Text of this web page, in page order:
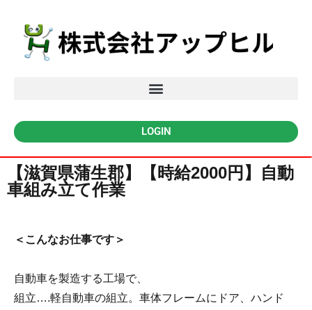
LOGIN
【滋賀県蒲生郡】【時給2000円】自動
車組み立て作業
＜こんなお仕事です＞
自動車を製造する工場で、
組立….軽自動車の組立。車体フレームにドア、ハンド